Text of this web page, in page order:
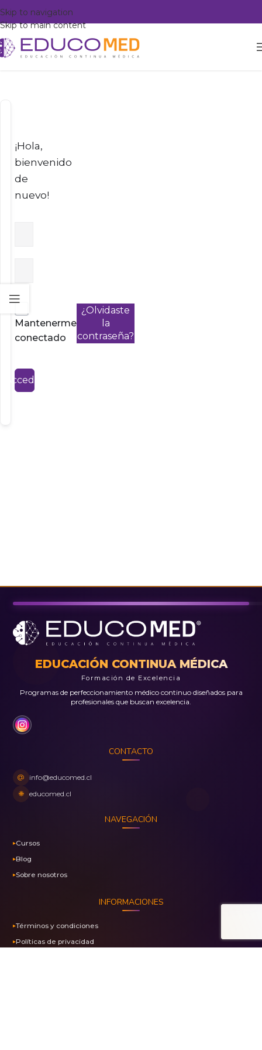
Skip to navigation
Skip to main content
¡Hola,
bienvenido
de
nuevo!
Mantenerme
conectado
¿Olvidaste
la
contraseña?
Acceder
EDUCACIÓN CONTINUA MÉDICA
Formación de Excelencia
Programas de perfeccionamiento médico continuo diseñados para
profesionales que buscan excelencia.
CONTACTO
@ info@educomed.cl
🌐 educomed.cl
NAVEGACIÓN
Cursos
Blog
Sobre nosotros
INFORMACIONES
Términos y condiciones
Políticas de privacidad